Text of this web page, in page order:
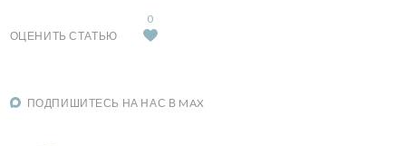
ОЦЕНИТЬ СТАТЬЮ
0
ПОДПИШИТЕСЬ НА НАС В MAX